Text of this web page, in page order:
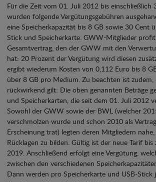
Für die Zeit vom 01. Juli 2012 bis einschließlich
wurden folgende Vergütungsgebühren
eine Speicherkapazität bis 8 GB sowie 30 Cent
Stick und Speicherkarte. GWW-Mitglieder
Gesamtvertrag, den der GWW mit den
hat: 20 Prozent der Vergütung wird diesen
ergibt wiederum Kosten von 0,112 Euro bis 8
über 8 GB pro Medium. Zu beachten ist zudem,
rückwirkend gilt: Die oben genannten Beträge
und Speicherkarten, die seit dem 01. Juli 2012
Sowohl der GWW sowie der BWL (welcher
verschmolzen wurde und schon 2010 als
Erscheinung trat) legten deren Mitgliedern
Rücklagen zu bilden. Gültig ist der neue Tarif
2019. Anschließend erfolgt eine Vergütung,
zwischen den verschiedenen
Dann werden pro Speicherkarte und USB-Stick